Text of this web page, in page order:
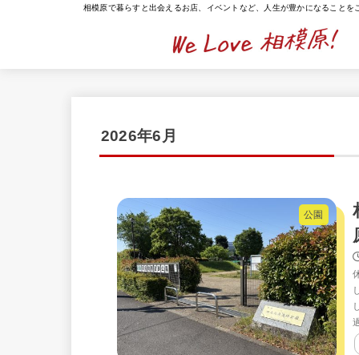
相模原で暮らすと出会えるお店、イベントなど、人生が豊かになることを
2026年6月
公園